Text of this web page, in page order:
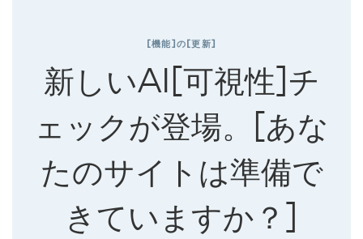
[機能]の[更新]
新しいAI[可視性]チ
ェックが登場。[あな
たのサイトは準備で
きていますか？]